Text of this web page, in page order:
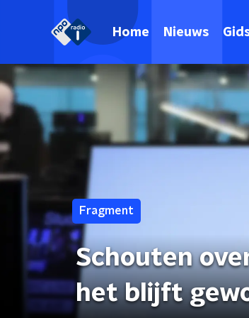
Home Nieuws
Fragment
Schouten
het blijft